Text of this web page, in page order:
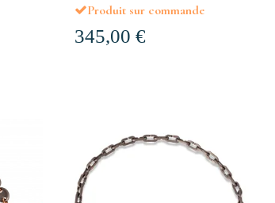
Produit sur commande
345,00 €